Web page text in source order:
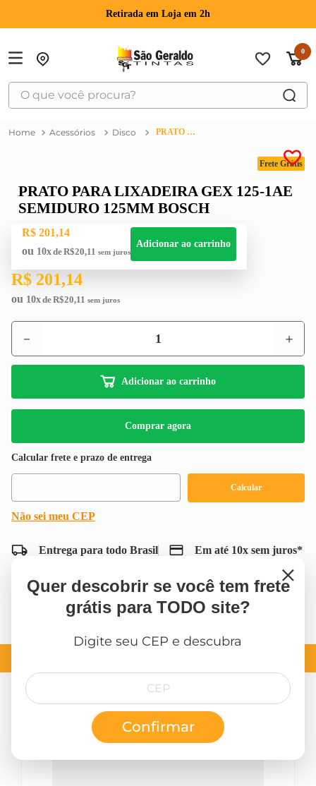
×
Quer descobrir se você tem frete
grátis para TODO site?
Digite seu CEP e descubra
Confirmar
Retirada em Loja em 2h
0
O que você procura?
Acessórios Disco PRATO PARA LIXADEIRA GEX 125-1AE SEMIDURO 125MM BOSCH
Frete Grátis
PRATO PARA LIXADEIRA GEX 125-1AE
SEMIDURO 125MM BOSCH
R$ 201,14
10 R$20,11
Adicionar ao carrinho
R$ 201,14
10 R$20,11
＋
－
Adicionar ao carrinho
Comprar agora
Não sei meu CEP
Entrega para todo Brasil Em até 10x sem juros*
Compartilhar
Quem viu, viu também
3º
haus
6º
massa corrida
º
massa acrilica
9º
10º vonder